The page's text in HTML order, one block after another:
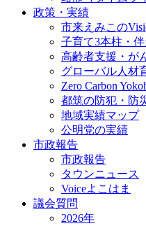
政策・実績
市来えみこの
子育て3本柱・
高齢者支援・が
グローバル人材
Zero Carbon
都筑の防犯・防
地域実績マップ
公明党の実績
市政報告
市政報告
タウンニュース
Voiceよこはま
議会質問
2026年